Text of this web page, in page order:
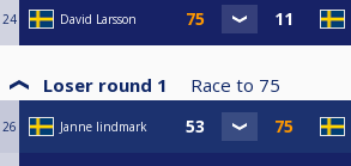
24 David Larsson
Loser round 1 Race to 75
26 Janne lindmark